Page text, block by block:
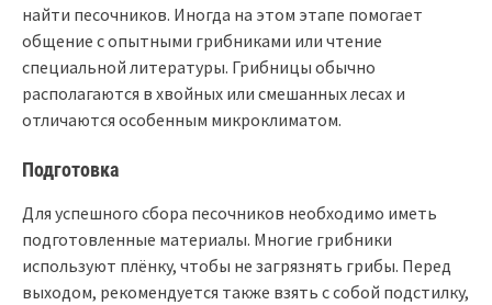
найти песочников. Иногда на этом этапе помогает
общение с опытными грибниками или чтение
специальной литературы. Грибницы обычно
располагаются в хвойных или смешанных лесах и
отличаются особенным микроклиматом.
Подготовка
Для успешного сбора песочников необходимо иметь
подготовленные материалы. Многие грибники
используют плёнку, чтобы не загрязнять грибы. Перед
выходом, рекомендуется также взять с собой подстилку,